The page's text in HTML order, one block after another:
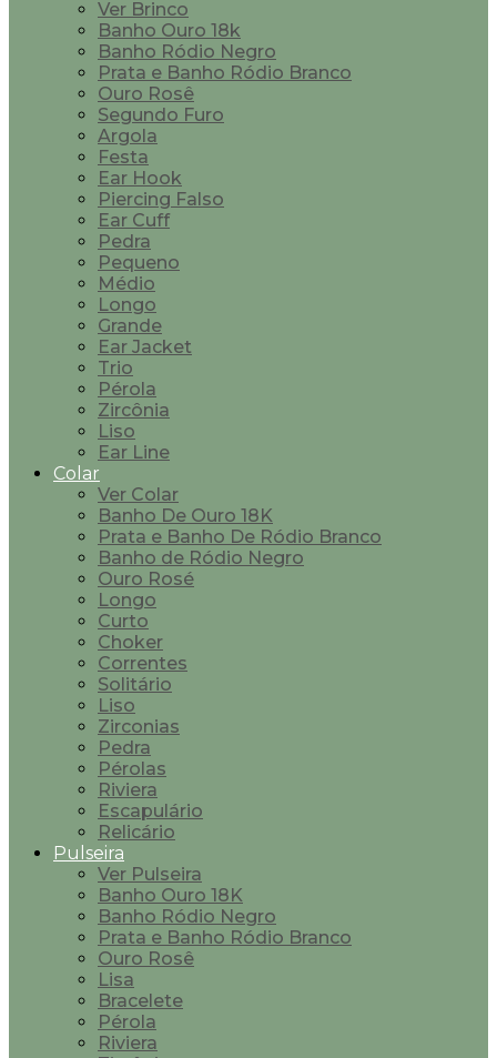
Ver Brinco
Banho Ouro 18k
Banho Ródio Negro
Prata e Banho Ródio Branco
Ouro Rosê
Segundo Furo
Argola
Festa
Ear Hook
Piercing Falso
Ear Cuff
Pedra
Pequeno
Médio
Longo
Grande
Ear Jacket
Trio
Pérola
Zircônia
Liso
Ear Line
Colar
Ver Colar
Banho De Ouro 18K
Prata e Banho De Ródio Branco
Banho de Ródio Negro
Ouro Rosé
Longo
Curto
Choker
Correntes
Solitário
Liso
Zirconias
Pedra
Pérolas
Riviera
Escapulário
Relicário
Pulseira
Ver Pulseira
Banho Ouro 18K
Banho Ródio Negro
Prata e Banho Ródio Branco
Ouro Rosê
Lisa
Bracelete
Pérola
Riviera